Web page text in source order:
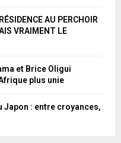
AU PERCHOIR
VRAIMENT LE
et Brice Oligui
plus unie
Japon : entre croyances,